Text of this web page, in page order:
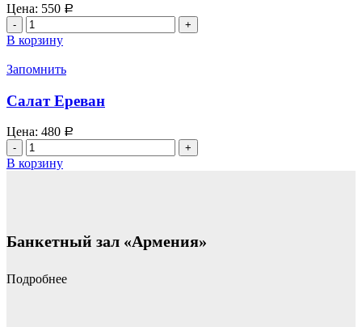
Цена: 550 Р
Количество
товара
Салат
"Летний"
В корзину
Запомнить
Салат Ереван
Цена: 480 Р
Количество
товара
Салат
В корзину
Банкетный зал «Армения»
Подробнее